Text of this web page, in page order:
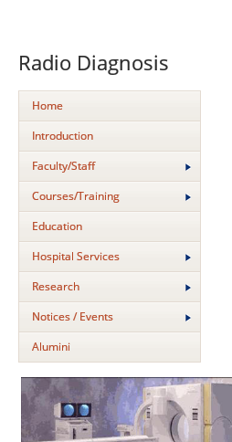
Radio Diagnosis
Home
Introduction
Faculty/Staff
Courses/Training
Education
Hospital Services
Research
Notices / Events
Alumini